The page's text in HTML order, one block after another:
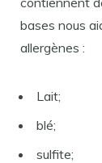
bases nous
allergènes :
Lait;
blé;
sulfite;